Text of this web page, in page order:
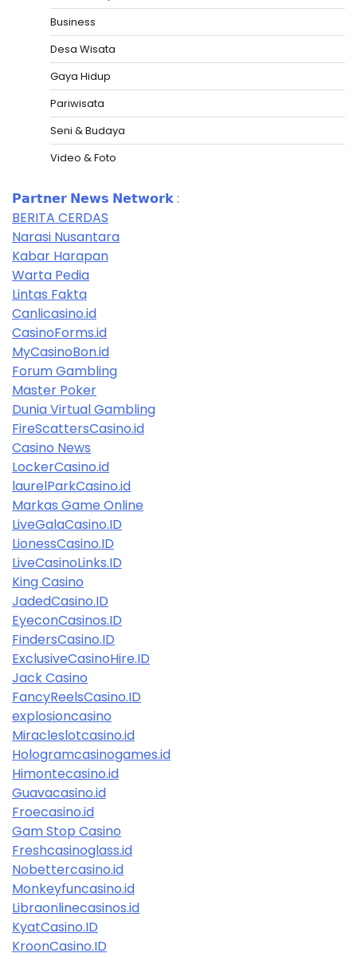
Business
Desa Wisata
Gaya Hidup
Pariwisata
Seni & Budaya
Video & Foto
𝗣𝗮𝗿𝘁𝗻𝗲𝗿 𝗡𝗲𝘄𝘀 𝗡𝗲𝘁𝘄𝗼𝗿𝗸 :
BERITA CERDAS
Narasi Nusantara
Kabar Harapan
Warta Pedia
Lintas Fakta
Canlicasino.id
CasinoForms.id
MyCasinoBon.id
Forum Gambling
Master Poker
Dunia Virtual Gambling
FireScattersCasino.id
Casino News
LockerCasino.id
laurelParkCasino.id
Markas Game Online
LiveGalaCasino.ID
LionessCasino.ID
LiveCasinoLinks.ID
King Casino
JadedCasino.ID
EyeconCasinos.ID
FindersCasino.ID
ExclusiveCasinoHire.ID
Jack Casino
FancyReelsCasino.ID
explosioncasino
Miracleslotcasino.id
Hologramcasinogames.id
Himontecasino.id
Guavacasino.id
Froecasino.id
Gam Stop Casino
Freshcasinoglass.id
Nobettercasino.id
Monkeyfuncasino.id
Libraonlinecasinos.id
KyatCasino.ID
KroonCasino.ID